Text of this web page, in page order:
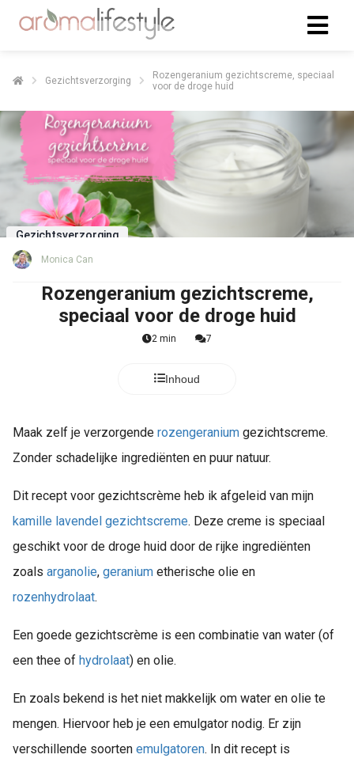
Gezichtsverzorging
Rozengeranium gezichtscreme, speciaal
voor de droge huid
Gezichtsverzorging
Monica Can
Rozengeranium gezichtscreme,
speciaal voor de droge huid
2 min 7
Inhoud
Maak zelf je verzorgende rozengeranium gezichtscreme.
Zonder schadelijke ingrediënten en puur natuur.
Dit recept voor gezichtscrème heb ik afgeleid van mijn
kamille lavendel gezichtscreme. Deze creme is speciaal
geschikt voor de droge huid door de rijke ingrediënten
zoals arganolie, geranium etherische olie en
rozenhydrolaat.
Een goede gezichtscrème is een combinatie van water (of
een thee of hydrolaat) en olie.
En zoals bekend is het niet makkelijk om water en olie te
mengen. Hiervoor heb je een emulgator nodig. Er zijn
verschillende soorten emulgatoren. In dit recept is